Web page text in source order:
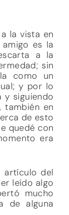
la vista en
es la
a la
sin
como un
y por lo
y siguiendo
también en
de esto
quedé con
era
artículo del
leído algo
mucho
de alguna